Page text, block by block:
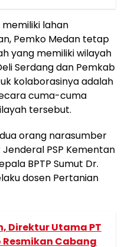
lahan
Pemko Medan tetap
yang memiliki wilayah
Serdang dan Pemkab
kolaborasinya adalah
cuma-cuma
tersebut.
orang narasumber
PSP Kementan
BPTP Sumut Dr.
dosen Pertanian
Direktur Utama PT
Cabang